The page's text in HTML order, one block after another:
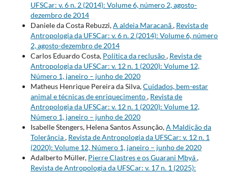
UFSCar: v. 6 n. 2 (2014): Volume 6, número 2, agosto-
dezembro de 2014
Daniele da Costa Rebuzzi,A aldeia Maracanã, Revista de
Antropologia da UFSCar: v. 6 n. 2 (2014): Volume 6, número
2, agosto-dezembro de 2014
Carlos Eduardo Costa, Política da reclusão, Revista de
Antropologia da UFSCar: v. 12 n. 1 (2020): Volume 12,
Número 1, janeiro – junho de 2020
Matheus Henrique Pereira da Silva,Cuidados, bem-estar
animal e técnicas de enriquecimento, Revista de
Antropologia da UFSCar: v. 12 n. 1 (2020): Volume 12,
Número 1, janeiro – junho de 2020
Isabelle Stengers, Helena Santos Assunção,A Maldição da
Tolerância, Revista de Antropologia da UFSCar: v. 12 n. 1
(2020): Volume 12, Número 1, janeiro – junho de 2020
Adalberto Müller, Pierre Clastres e os Guarani Mbyá,
Revista de Antropologia da UFSCar: v. 17 n. 1 (2025):